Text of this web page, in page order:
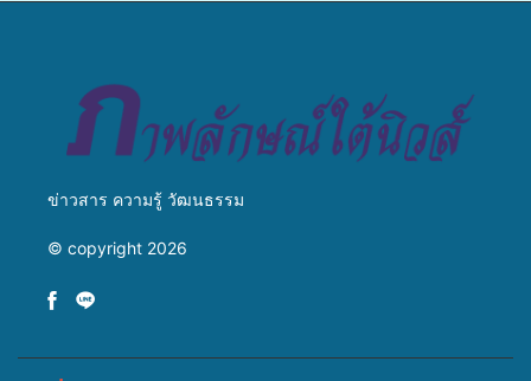
ข่าวสาร ความรู้ วัฒนธรรม
© copyright 2026